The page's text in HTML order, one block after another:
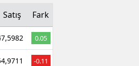
Satış Fark
0.05
-0.11